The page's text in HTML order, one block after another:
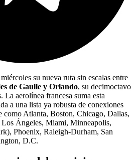
su nueva ruta sin escalas entre
de Gaulle y Orlando, su decimoctavo
La aerolínea francesa suma esta
a una lista ya robusta de conexiones
como Atlanta, Boston, Chicago, Dallas,
Ángeles, Miami, Minneapolis,
Phoenix, Raleigh-Durham, San
D.C.